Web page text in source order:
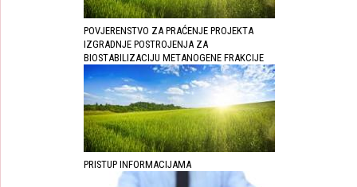
POVJERENSTVO ZA PRAĆENJE PROJEKTA
IZGRADNJE POSTROJENJA ZA
BIOSTABILIZACIJU METANOGENE FRAKCIJE
PRISTUP INFORMACIJAMA